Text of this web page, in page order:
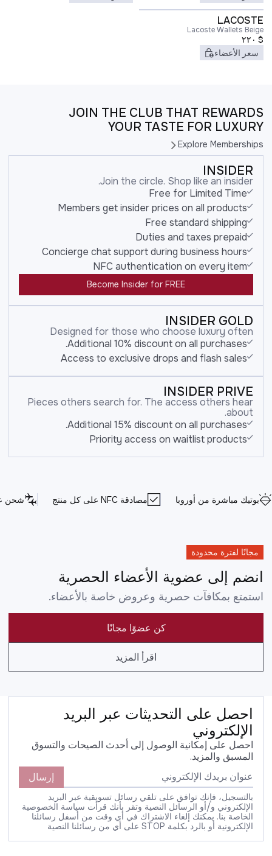
LACOSTE
Lacoste Wallets Beige
$ ٢٢٠
سعر الأعضاء
JOIN THE CLUB THAT REWARDS
YOUR TASTE FOR LUXURY
Explore Memberships
INSIDER
Join the circle. Shop like an insider.
Free for Limited Time
Members get insider prices on all products
Free standard shipping
Duties and taxes prepaid
Concierge chat support during business hours
NFC authentication on every item
Become Insider for FREE
INSIDER GOLD
Designed for those who choose luxury often
Additional 10% discount on all purchases.
Access to exclusive drops and flash sales
INSIDER PRIVE
Pieces others search for. The access others hear
about.
Additional 15% discount on all purchases.
Priority access on waitlist products
بوتيك مباشرة من أوروبا مصادقة NFC على كل منتج شحن
مجانًا لفترة محدودة
انضم إلى عضوية الأعضاء الحصرية
استمتع بمكافآت حصرية وعروض خاصة بالأعضاء.
كن عضوًا مجانًا
اقرأ المزيد
احصل على التحديثات عبر البريد
الإلكتروني
احصل على إمكانية الوصول إلى أحدث الصيحات والتسوق
المسبق والمزيد.
إرسال
بالتسجيل، فإنك توافق على تلقي رسائل تسويقية عبر البريد
الإلكتروني و/أو الرسائل النصية وتقر بأنك قرأت سياسة الخصوصية
الخاصة بنا. يمكنك إلغاء الاشتراك في أي وقت من أسفل رسائلنا
الإلكترونية أو بالرد بكلمة STOP على أي من رسائلنا النصية